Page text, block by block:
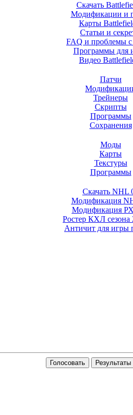
Скачать
Модификации и
Карты
Статьи и
FAQ и проблемы с
Программы для
Видео
Патчи
Трейнеры
Скрипты
Программы
Сохранения
Моды
Карты
Текстуры
Программы
Скачать NHL
Модификация
Модификация
Ростер КХЛ сезона
Античит для игры
Голосовать Результаты